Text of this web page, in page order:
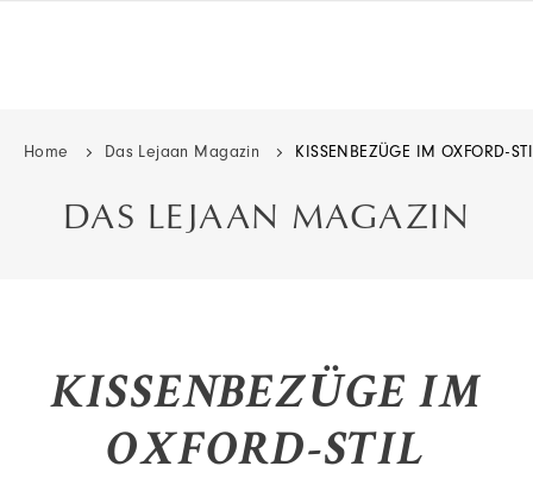
Home Das Lejaan Magazin KISSENBEZÜGE IM OXFORD-
DAS LEJAAN MAGAZIN
KISSENBEZÜGE IM
OXFORD-STIL